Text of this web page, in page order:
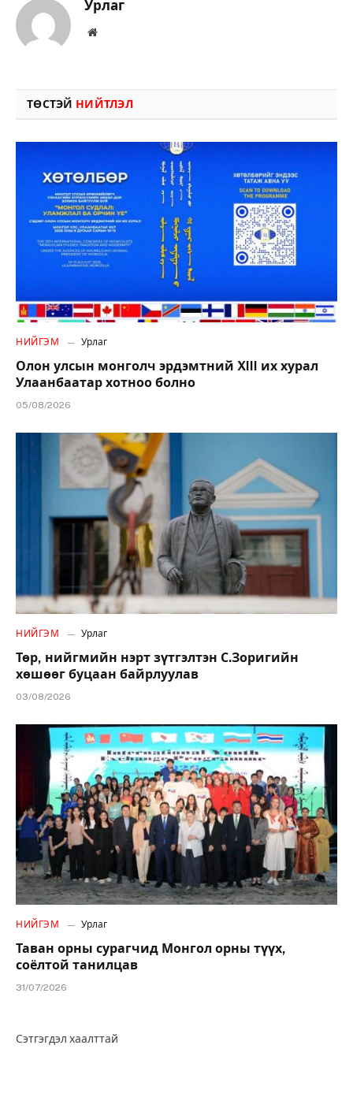
Урлаг
Вэбсайт
ТӨСТЭЙ НИЙТЛЭЛ
НИЙГЭМ Урлаг
Олон улсын монголч эрдэмтний XIII их хурал
Улаанбаатар хотноо болно
05/08/2026
НИЙГЭМ Урлаг
Төр, нийгмийн нэрт зүтгэлтэн С.Зоригийн
хөшөөг буцаан байрлуулав
03/08/2026
НИЙГЭМ Урлаг
Таван орны сурагчид Монгол орны түүх,
соёлтой танилцав
31/07/2026
Сэтгэгдэл хаалттай